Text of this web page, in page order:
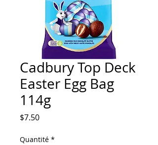
Cadbury Top Deck
Easter Egg Bag
114g
$7.50Prix
Quantité *